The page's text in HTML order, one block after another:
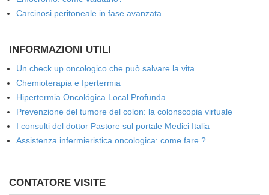
Carcinosi peritoneale in fase avanzata
INFORMAZIONI UTILI
Un check up oncologico che può salvare la vita
Chemioterapia e Ipertermia
Hipertermia Oncológica Local Profunda
Prevenzione del tumore del colon: la colonscopia virtuale
I consulti del dottor Pastore sul portale Medici Italia
Assistenza infermieristica oncologica: come fare ?
CONTATORE VISITE